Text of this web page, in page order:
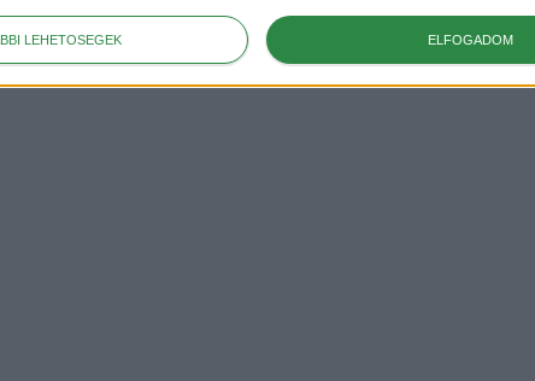
LEHETŐSÉGEK ELFOGADOM